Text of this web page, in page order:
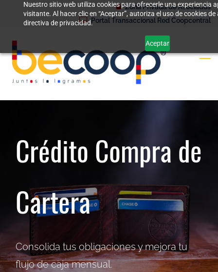
Nuestro sitio web utiliza cookies para ofrecerle una experiencia
visitante. Al hacer clic en “Aceptar”, autoriza el uso de cookies
directiva de privacidad.
Aceptar
content
Crédito Compra de
Cartera
Consolida tus obligaciones y mejora tu
flujo de caja mensual.
Zona Privada de Asociados
Portal Transaccional Red Coopcentral